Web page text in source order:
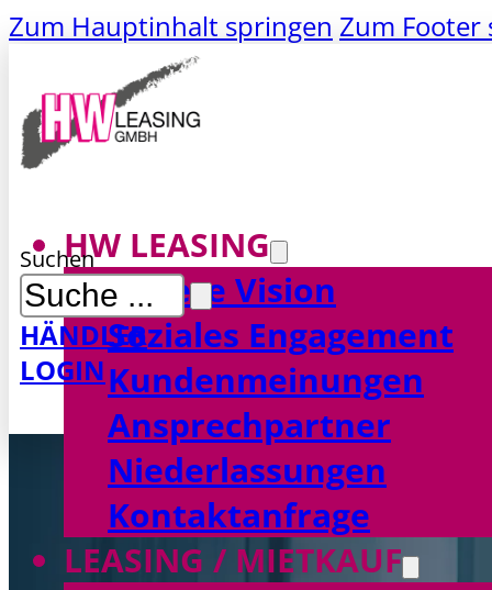
Zum Hauptinhalt springen Zum Footer
HW LEASING
Unsere Vision
Soziales Engagement
Kundenmeinungen
Ansprechpartner
Niederlassungen
Kontaktanfrage
LEASING / MIETKAUF
Suchen
HÄNDLER
LOGINMAKLER